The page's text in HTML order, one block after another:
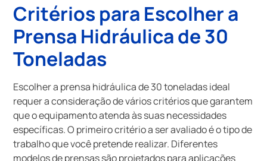
Critérios para Escolher a
Prensa Hidráulica de 30
Toneladas
Escolher a prensa hidráulica de 30 toneladas ideal
requer a consideração de vários critérios que garantem
que o equipamento atenda às suas necessidades
específicas. O primeiro critério a ser avaliado é o tipo de
trabalho que você pretende realizar. Diferentes
modelos de prensas são projetados para aplicações